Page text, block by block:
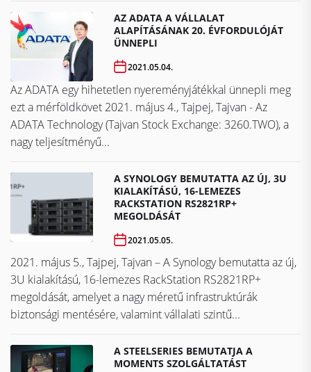
AZ ADATA A VÁLLALAT
ALAPÍTÁSÁNAK 20. ÉVFORDULÓJÁT
ÜNNEPLI
2021.05.04.
Az ADATA egy hihetetlen nyereményjátékkal ünnepli meg
ezt a mérföldkövet ​​​​​​​2021. május 4., Tajpej, Tajvan - Az
ADATA Technology (Tajvan Stock Exchange: 3260.TWO), a
nagy teljesítményű...
A SYNOLOGY BEMUTATTA AZ ÚJ, 3U
KIALAKÍTÁSÚ, 16-LEMEZES
RACKSTATION RS2821RP+
MEGOLDÁSÁT
2021.05.05.
2021. május 5., Tajpej, Tajvan – A Synology bemutatta az új,
3U kialakítású, 16-lemezes RackStation RS2821RP+
megoldását, amelyet a nagy méretű infrastruktúrák
biztonsági mentésére, valamint vállalati szintű...
A STEELSERIES BEMUTATJA A
MOMENTS SZOLGÁLTATÁST